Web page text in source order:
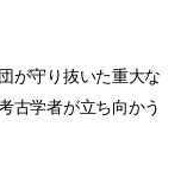
が守り抜いた重大な
古学者が立ち向かう